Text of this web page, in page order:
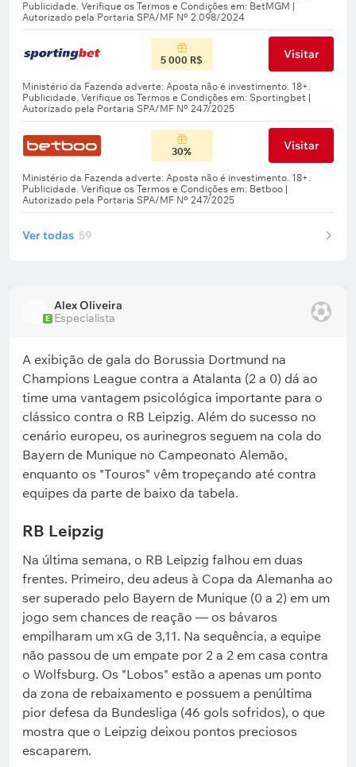
5 000 R$ Visitar
30% Visitar
Ver todas 59
E
Alex Oliveira
Especialista
A exibição de gala do Borussia Dortmund na
Champions League contra a Atalanta (2 a 0) dá ao
time uma vantagem psicológica importante para o
clássico contra o RB Leipzig. Além do sucesso no
cenário europeu, os aurinegros seguem na cola do
Bayern de Munique no Campeonato Alemão,
enquanto os "Touros" vêm tropeçando até contra
equipes da parte de baixo da tabela.
RB Leipzig
Na última semana, o RB Leipzig falhou em duas
frentes. Primeiro, deu adeus à Copa da Alemanha ao
ser superado pelo Bayern de Munique (0 a 2) em um
jogo sem chances de reação — os bávaros
empilharam um xG de 3,11. Na sequência, a equipe
não passou de um empate por 2 a 2 em casa contra
o Wolfsburg. Os "Lobos" estão a apenas um ponto
da zona de rebaixamento e possuem a penúltima
pior defesa da Bundesliga (46 gols sofridos), o que
mostra que o Leipzig deixou pontos preciosos
escaparem.